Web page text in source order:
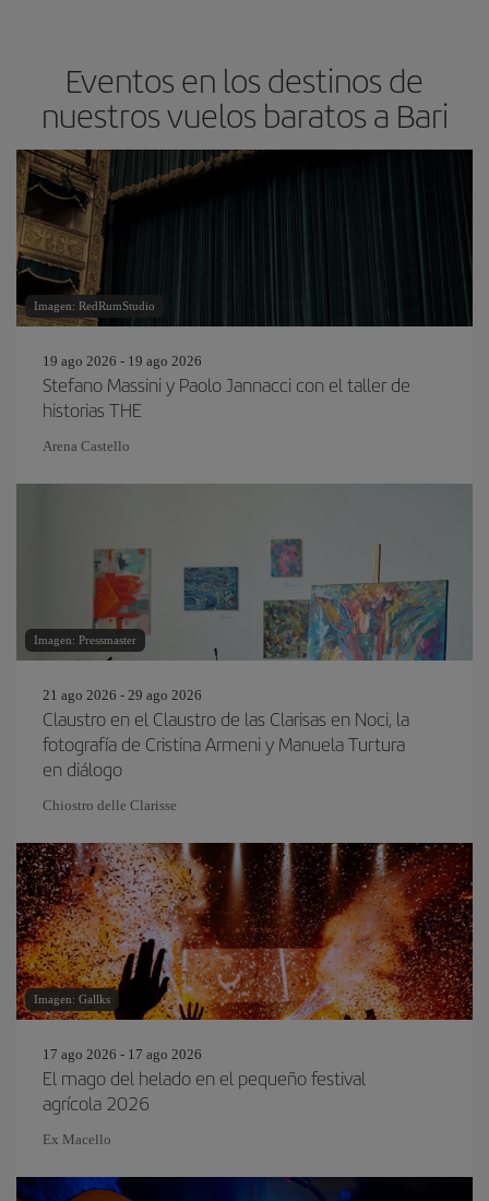
Eventos en los destinos de
nuestros vuelos baratos a Bari
Imagen: RedRumStudio
19 ago 2026 - 19 ago 2026
Stefano Massini y Paolo Jannacci con el taller de
historias THE
Arena Castello
Imagen: Pressmaster
21 ago 2026 - 29 ago 2026
Claustro en el Claustro de las Clarisas en Noci, la
fotografía de Cristina Armeni y Manuela Turtura
en diálogo
Chiostro delle Clarisse
Imagen: Gallks
17 ago 2026 - 17 ago 2026
El mago del helado en el pequeño festival
agrícola 2026
Ex Macello